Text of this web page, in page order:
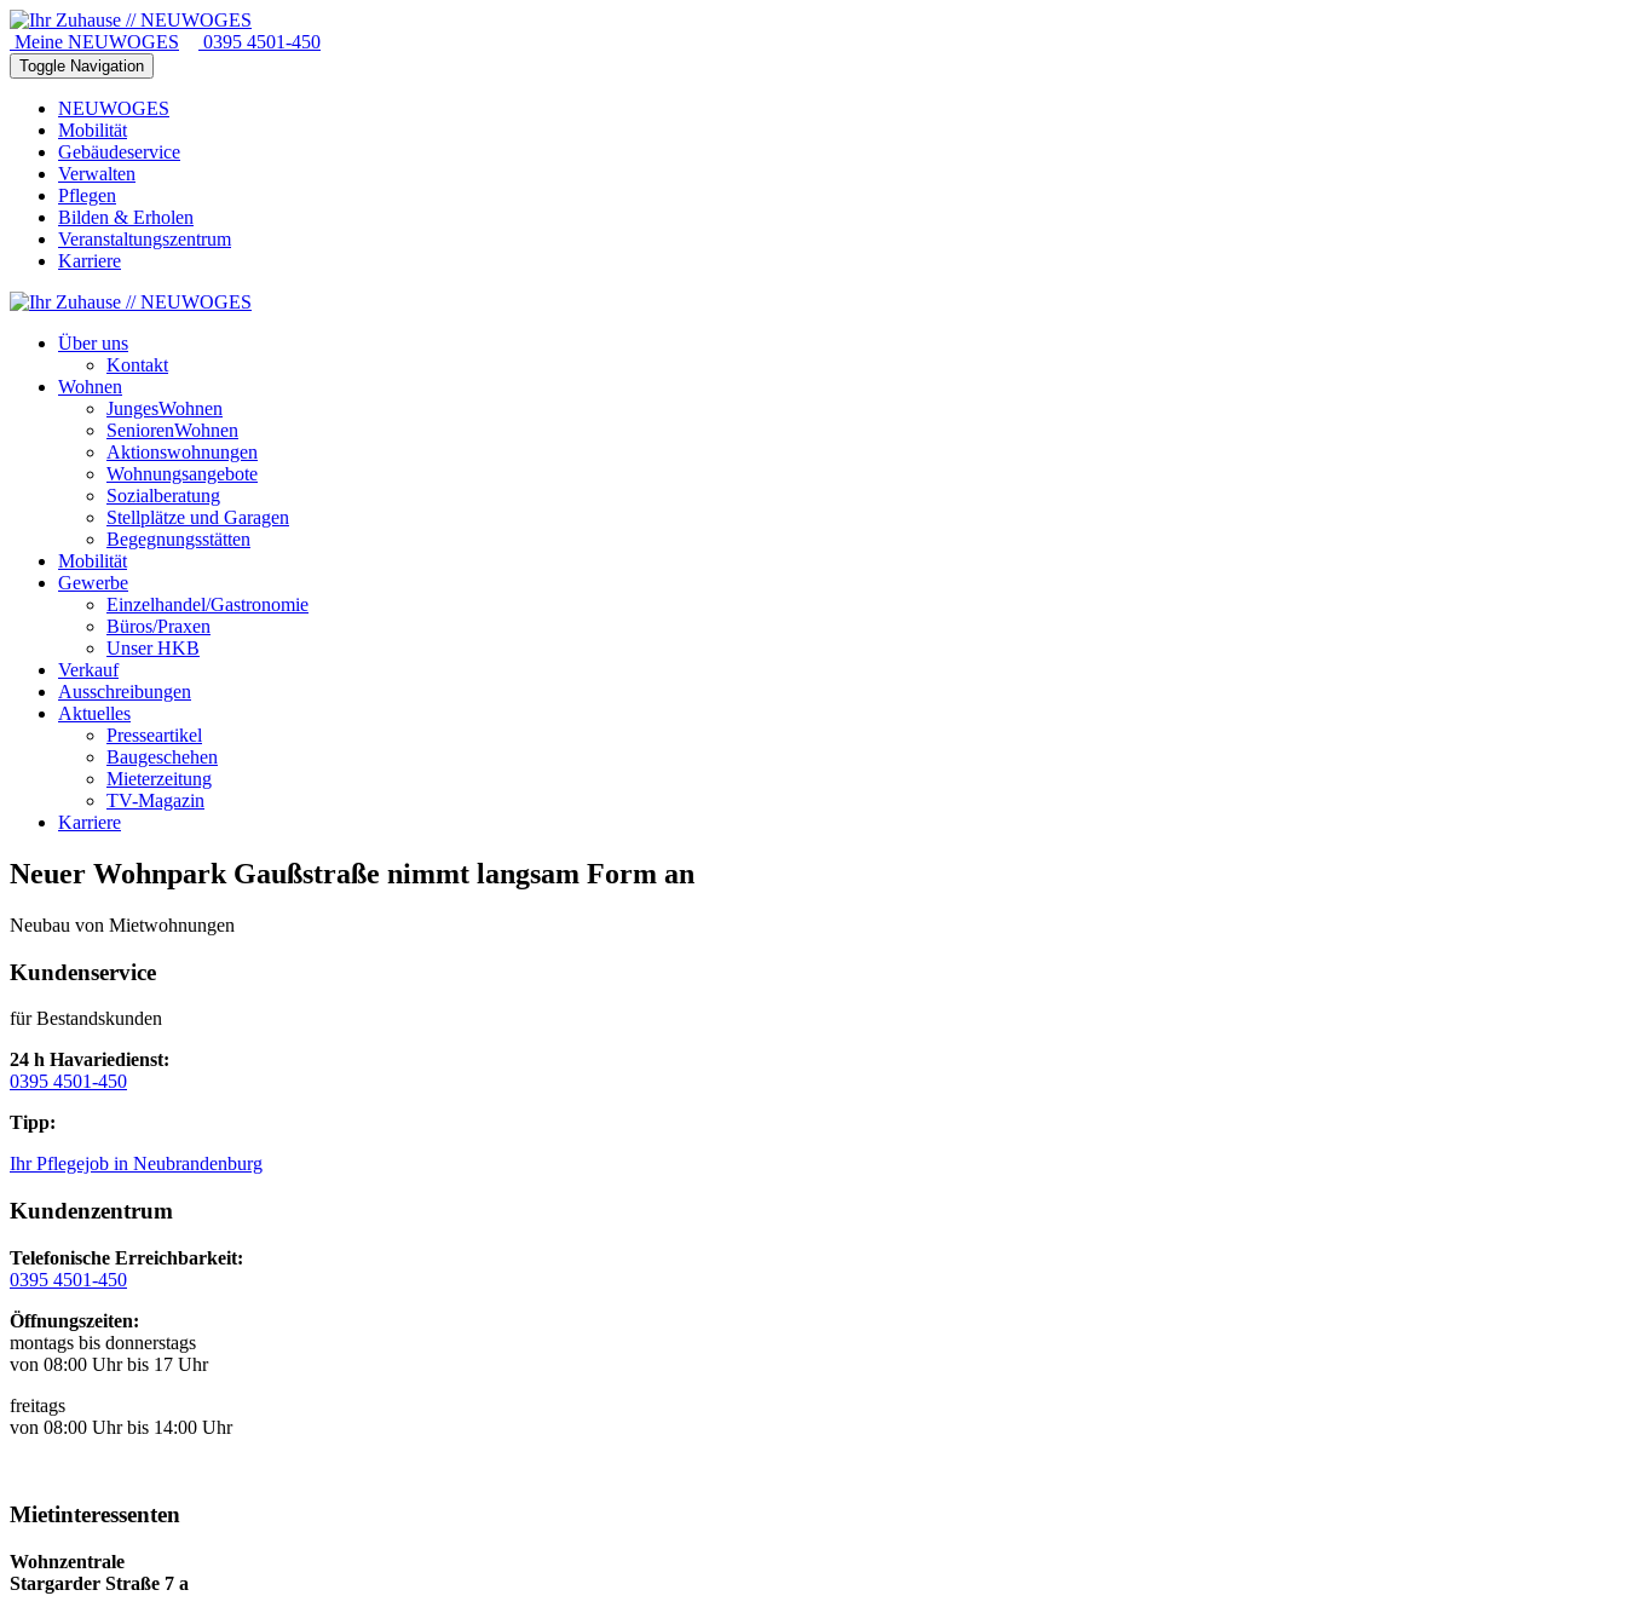
Meine NEUWOGES 0395 4501-450
Toggle Navigation
NEUWOGES
Mobilität
Gebäudeservice
Verwalten
Pflegen
Bilden & Erholen
Veranstaltungszentrum
Karriere
Über uns
Kontakt
Wohnen
JungesWohnen
SeniorenWohnen
Aktionswohnungen
Wohnungsangebote
Sozialberatung
Stellplätze und Garagen
Begegnungsstätten
Mobilität
Gewerbe
Einzelhandel/Gastronomie
Büros/Praxen
Unser HKB
Verkauf
Ausschreibungen
Aktuelles
Presseartikel
Baugeschehen
Mieterzeitung
TV-Magazin
Karriere
Neuer Wohnpark Gaußstraße nimmt langsam Form an
Neubau von Mietwohnungen
Kundenservice
für Bestandskunden
24 h Havariedienst:
0395 4501-450
Tipp:
Ihr Pflegejob in Neubrandenburg
Kundenzentrum
Telefonische Erreichbarkeit:
0395 4501-450
Öffnungszeiten:
montags bis donnerstags
von 08:00 Uhr bis 17 Uhr
freitags
von 08:00 Uhr bis 14:00 Uhr
Mietinteressenten
Wohnzentrale
Stargarder Straße 7 a